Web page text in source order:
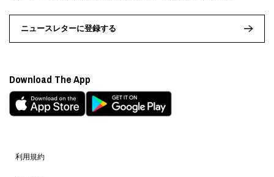
利用規約
ニュースレターに登録する
Download The App